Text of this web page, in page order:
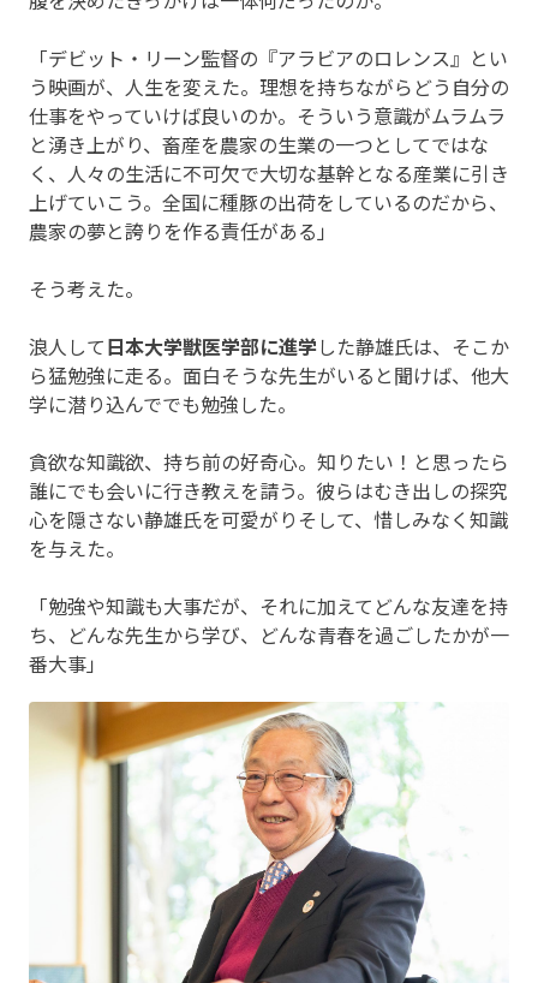
「デビット・リーン監督の『アラビアのロレンス』とい
う映画が、人生を変えた。理想を持ちながらどう自分の
仕事をやっていけば良いのか。そういう意識がムラムラ
と湧き上がり、畜産を農家の生業の一つとしてではな
く、人々の生活に不可欠で大切な基幹となる産業に引き
上げていこう。全国に種豚の出荷をしているのだから、
農家の夢と誇りを作る責任がある」
そう考えた。
浪人して日本大学獣医学部に進学した静雄氏は、そこか
ら猛勉強に走る。面白そうな先生がいると聞けば、他大
学に潜り込んででも勉強した。
貪欲な知識欲、持ち前の好奇心。知りたい！と思ったら
誰にでも会いに行き教えを請う。彼らはむき出しの探究
心を隠さない静雄氏を可愛がりそして、惜しみなく知識
を与えた。
「勉強や知識も大事だが、それに加えてどんな友達を持
ち、どんな先生から学び、どんな青春を過ごしたかが一
番大事」